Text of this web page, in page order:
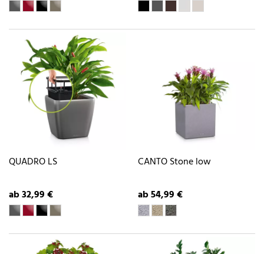
QUADRO LS
ab 32,99 €
CANTO Stone low
ab 54,99 €